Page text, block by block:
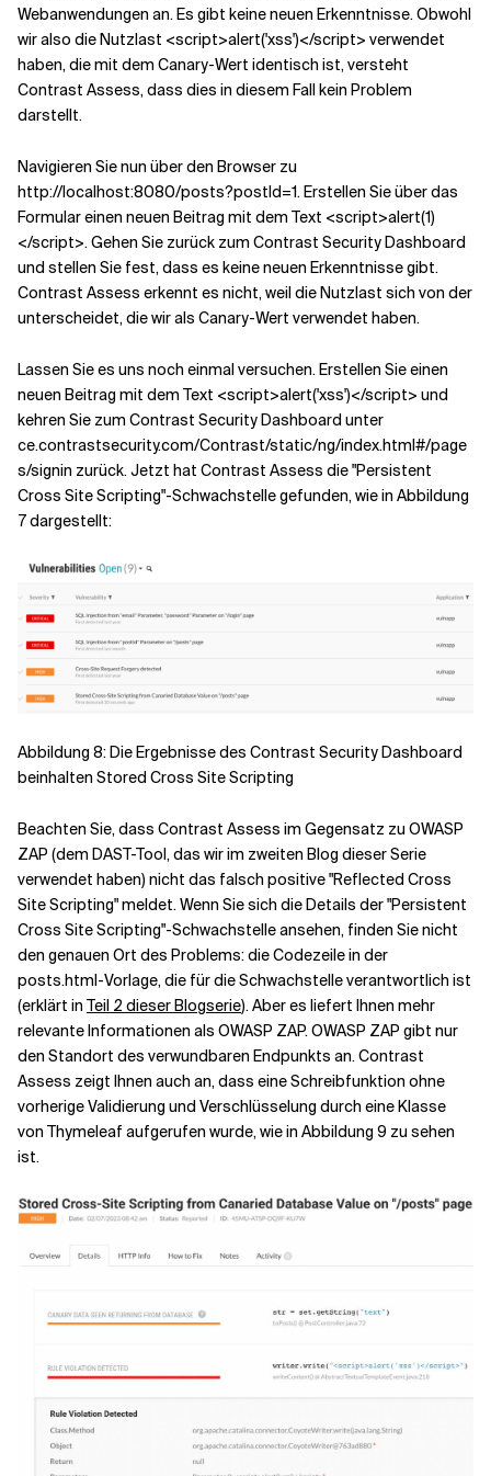
Webanwendungen an. Es gibt keine neuen Erkenntnisse. Obwohl
wir also die Nutzlast <script>alert('xss')</script> verwendet
haben, die mit dem Canary-Wert identisch ist, versteht
Contrast Assess, dass dies in diesem Fall kein Problem
darstellt.
Navigieren Sie nun über den Browser zu
http://localhost:8080/posts?postId=1. Erstellen Sie über das
Formular einen neuen Beitrag mit dem Text <script>alert(1)
</script>. Gehen Sie zurück zum Contrast Security Dashboard
und stellen Sie fest, dass es keine neuen Erkenntnisse gibt.
Contrast Assess erkennt es nicht, weil die Nutzlast sich von der
unterscheidet, die wir als Canary-Wert verwendet haben.
Lassen Sie es uns noch einmal versuchen. Erstellen Sie einen
neuen Beitrag mit dem Text <script>alert('xss')</script> und
kehren Sie zum Contrast Security Dashboard unter
ce.contrastsecurity.com/Contrast/static/ng/index.html#/page
s/signin zurück. Jetzt hat Contrast Assess die "Persistent
Cross Site Scripting"-Schwachstelle gefunden, wie in Abbildung
7 dargestellt:
Abbildung 8: Die Ergebnisse des Contrast Security Dashboard
beinhalten Stored Cross Site Scripting
Beachten Sie, dass Contrast Assess im Gegensatz zu OWASP
ZAP (dem DAST-Tool, das wir im zweiten Blog dieser Serie
verwendet haben) nicht das falsch positive "Reflected Cross
Site Scripting" meldet. Wenn Sie sich die Details der "Persistent
Cross Site Scripting"-Schwachstelle ansehen, finden Sie nicht
den genauen Ort des Problems: die Codezeile in der
posts.html-Vorlage, die für die Schwachstelle verantwortlich ist
(erklärt in Teil 2 dieser Blogserie). Aber es liefert Ihnen mehr
relevante Informationen als OWASP ZAP. OWASP ZAP gibt nur
den Standort des verwundbaren Endpunkts an. Contrast
Assess zeigt Ihnen auch an, dass eine Schreibfunktion ohne
vorherige Validierung und Verschlüsselung durch eine Klasse
von Thymeleaf aufgerufen wurde, wie in Abbildung 9 zu sehen
ist.